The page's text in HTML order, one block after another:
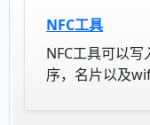
NFC工具
NFC工具可以
序，名片以及